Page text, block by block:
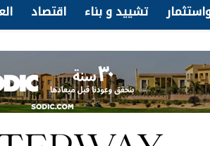
تشييد و بناء اقتصاد